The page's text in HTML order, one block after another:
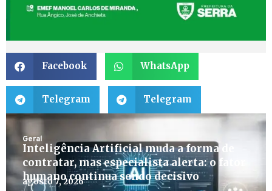
Facebook WhatsApp
Telegram Telegram
Geral
Inteligência Artificial muda a forma de
contratar, mas especialista alerta: o fator
humano continua sendo decisivo
agosto 7, 2026